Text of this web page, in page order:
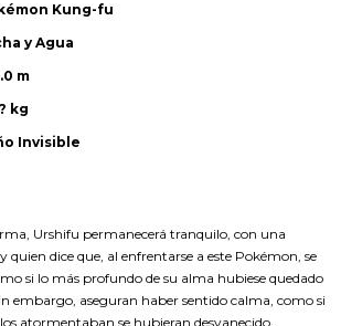
Kung-fu
y Agua
m
kg
Invisible
Urshifu permanecerá tranquilo, con una
quien dice que, al enfrentarse a este Pokémon, se
si lo más profundo de su alma hubiese quedado
embargo, aseguran haber sentido calma, como si
atormentaban se hubieran desvanecido.